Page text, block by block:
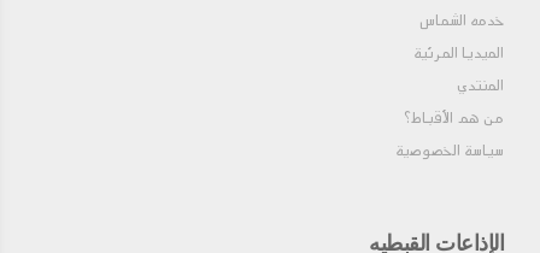
الجميل قلبًا شريرًا فهل يخلع القلب المحب ثوبه؟! لذلك ليتنا لا نتخلى
عن أعمال المحبة بدعوة وجود الحب في داخلنا وذلك. - لاحتياجنا في
هذا العالم إلى أعمال المحبة. - العمل الخارجي يؤثر على ما بالداخل. -
العمل الخارجي يكشف ما بالداخل. - العمل وسيلة لإنماء الحب. -
يسوع أعلن حبه عمليا.
خدمه الشماس
الميديا المرئية
المنتدي
من هم الأقباط؟‎
سياسة الخصوصية
الإذاعات القبطيه